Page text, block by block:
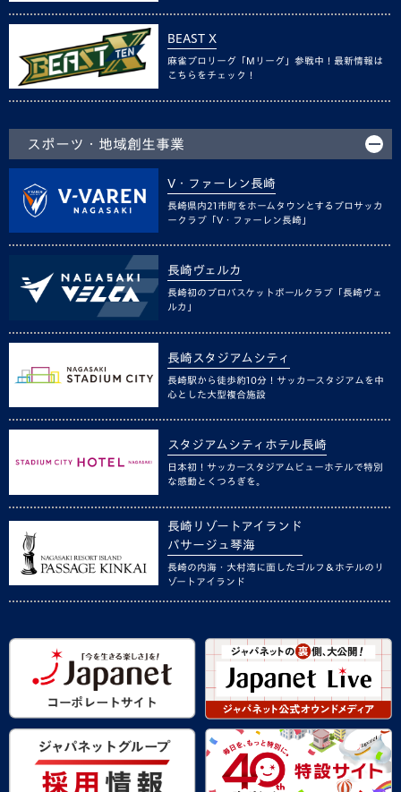
BEAST X
麻雀プロリーグ「Mリーグ」参戦中！最新情報は
こちらをチェック！
スポーツ・地域創生事業
V・ファーレン長崎
長崎県内21市町をホームタウンとするプロサッカ
ークラブ「V・ファーレン長崎」
長崎ヴェルカ
長崎初のプロバスケットボールクラブ「長崎ヴェ
ルカ」
長崎スタジアムシティ
長崎駅から徒歩約10分！サッカースタジアムを中
心とした大型複合施設
スタジアムシティホテル長崎
日本初！サッカースタジアムビューホテルで特別
な感動とくつろぎを。
長崎リゾートアイランド
パサージュ琴海
長崎の内海・大村湾に面したゴルフ＆ホテルのリ
ゾートアイランド